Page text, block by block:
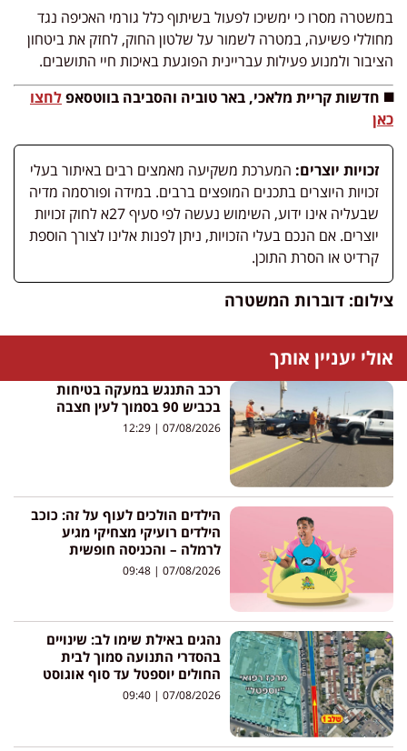
במשטרה מסרו כי ימשיכו לפעול בשיתוף כלל גורמי האכיפה נגד
מחוללי פשיעה, במטרה לשמור על שלטון החוק, לחזק את ביטחון
הציבור ולמנוע פעילות עבריינית הפוגעת באיכות חיי התושבים.
◼️ חדשות קריית מלאכי, באר טוביה והסביבה בווטסאפלחצו
כאן
זכויות יוצרים: המערכת משקיעה מאמצים רבים באיתור בעלי
זכויות היוצרים בתכנים המופצים ברבים. במידה ופורסמה מדיה
שבעליה אינו ידוע, השימוש נעשה לפי סעיף 27א לחוק זכויות
יוצרים. אם הנכם בעלי הזכויות, ניתן לפנות אלינו לצורך הוספת
קרדיט או הסרת התוכן.
צילום: דוברות המשטרה
אולי יעניין אותך
רכב התנגש במעקה בטיחות
בכביש 90 בסמוך לעין חצבה
07/08/2026
הילדים הולכים לעוף על זה: כוכב
הילדים רועיקי מצחיקי מגיע
לרמלה – והכניסה חופשית
07/08/2026
נהגים באילת שימו לב: שינויים
בהסדרי התנועה סמוך לבית
החולים יוספטל עד סוף אוגוסט
07/08/2026